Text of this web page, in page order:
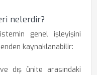
nelerdir?
genel işleyişini
kaynaklanabilir:
dış ünite arasındaki